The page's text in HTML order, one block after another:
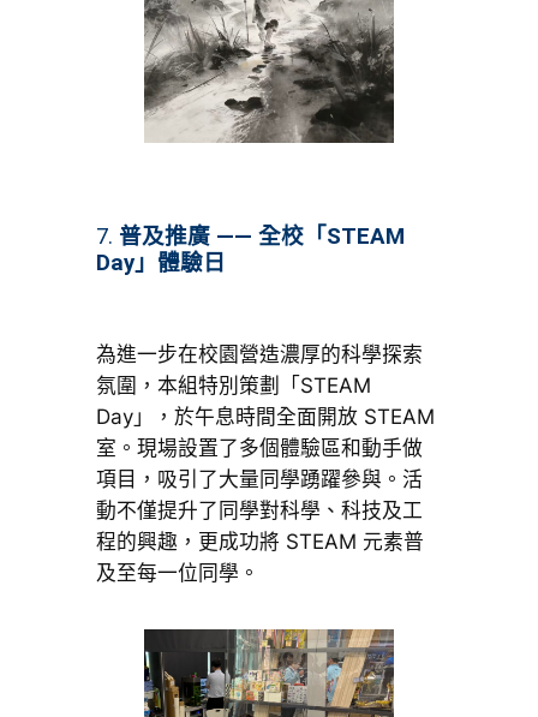
7. 普及推廣 —— 全校「STEAM
Day」體驗日
為進一步在校園營造濃厚的科學探索
氛圍，本組特別策劃「STEAM
Day」，於午息時間全面開放 STEAM
室。現場設置了多個體驗區和動手做
項目，吸引了大量同學踴躍參與。活
動不僅提升了同學對科學、科技及工
程的興趣，更成功將 STEAM 元素普
及至每一位同學。